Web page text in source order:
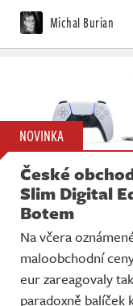
Michal Burian
NOVINKA
České
Slim Digital
Botem
Na včera
maloobchodní
eur zareagovaly
paradoxně balíček